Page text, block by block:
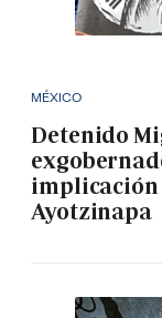
MÉXICO
Detenido
implicación
Ayotzinapa